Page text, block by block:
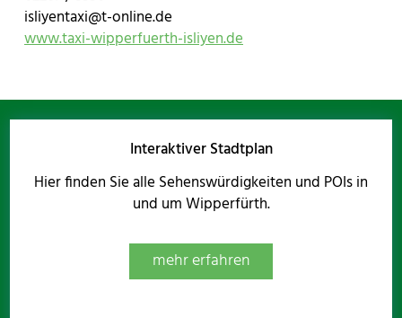
isliyentaxi@t-online.de
www.taxi-wipperfuerth-isliyen.de
Interaktiver Stadtplan
Hier finden Sie alle Sehenswürdigkeiten und POIs in
und um Wipperfürth.
mehr erfahren